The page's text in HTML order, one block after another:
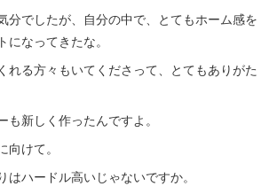
分でしたが、自分の中で、とてもホーム感を
なってきたな。
れる方々もいてくださって、とてもありがた
も新しく作ったんですよ。
けて。
はハードル高いじゃないですか。